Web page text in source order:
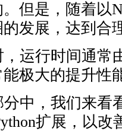
但是，随着以
发展，达到合
运行时间通常
极大的提升性
中，我们来看
扩展，以改